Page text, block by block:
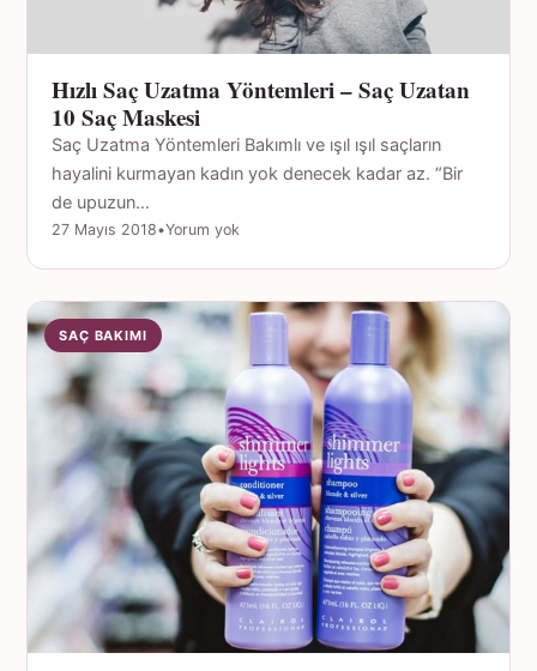
Hızlı Saç Uzatma Yöntemleri – Saç Uzatan
10 Saç Maskesi
Saç Uzatma Yöntemleri Bakımlı ve ışıl ışıl saçların
hayalini kurmayan kadın yok denecek kadar az. “Bir
de upuzun…
27 Mayıs 2018•Yorum yok
SAÇ BAKIMI